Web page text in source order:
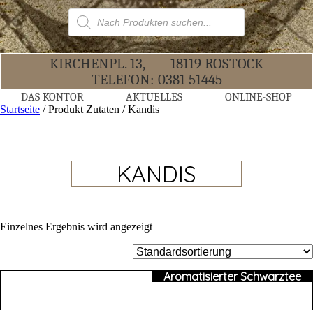
Products
search
KIR­CHEN­PL. 13,
18119 ROS­TOCK
TELE­FON: 0381 51445
DAS KON­TOR AKTU­EL­LES ONLINE-SHOP
Startseite / Produkt Zutaten / Kandis
KANDIS
Einzelnes Ergebnis wird angezeigt
Aromatisierter Schwarztee